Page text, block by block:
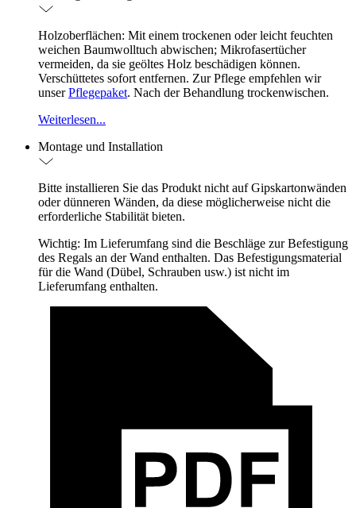
Holzoberflächen: Mit einem trockenen oder leicht feuchten
weichen Baumwolltuch abwischen; Mikrofasertücher
vermeiden, da sie geöltes Holz beschädigen können.
Verschüttetes sofort entfernen. Zur Pflege empfehlen wir
unserPflegepaket. Nach der Behandlung trockenwischen.
Weiterlesen...
Montage und Installation
Bitte installieren Sie das Produkt nicht auf Gipskartonwänden
oder dünneren Wänden, da diese möglicherweise nicht die
erforderliche Stabilität bieten.
Wichtig: Im Lieferumfang sind die Beschläge zur Befestigung
des Regals an der Wand enthalten. Das Befestigungsmaterial
für die Wand (Dübel, Schrauben usw.) ist nicht im
Lieferumfang enthalten.